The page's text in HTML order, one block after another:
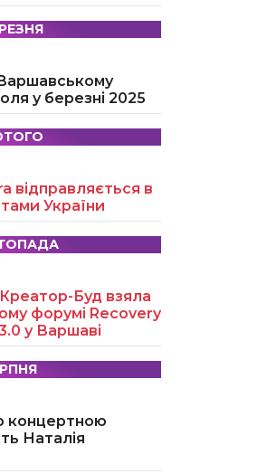
у березні 2025
відправляється в
України
Креатор-Буд взяла
форумі Recovery
у Варшаві
концертною
Наталія